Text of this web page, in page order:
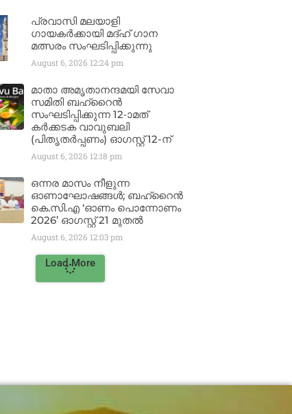
പ്രവാസി മലയാളി
ഗായകർക്കായി മദ്ഹ് ഗാന
മത്സരം സംഘടിപ്പിക്കുന്നു
August 6, 2026 12:24 pm
മാതാ അമൃതാനന്ദമയി സേവാ
സമിതി ബഹ്‌റൈൻ
സംഘടിപ്പിക്കുന്ന 12-ാമത്
കർക്കടക വാവുബലി
(പിതൃതർപ്പണം) ഓഗസ്റ്റ് 12-ന്
August 6, 2026 12:18 pm
ഒന്നര മാസം നീളുന്ന
ഓണാഘോഷങ്ങൾ; ബഹ്‌റൈൻ
കെ.സി.എ ‘ഓണം പൊന്നോണം
2026’ ഓഗസ്റ്റ് 21 മുതൽ
August 6, 2026 12:03 pm
Load More